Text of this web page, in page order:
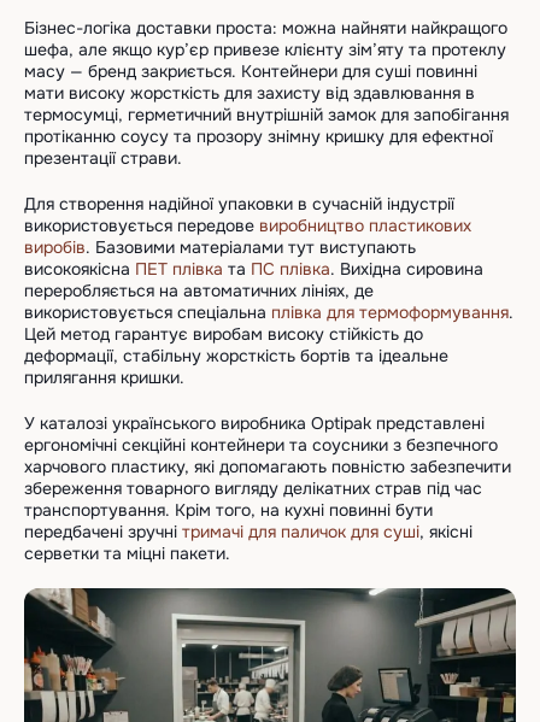
Бізнес-логіка доставки проста: можна найняти найкращого
шефа, але якщо кур’єр привезе клієнту зім’яту та протеклу
масу — бренд закриється. Контейнери для суші повинні
мати високу жорсткість для захисту від здавлювання в
термосумці, герметичний внутрішній замок для запобігання
протіканню соусу та прозору знімну кришку для ефектної
презентації страви.
Для створення надійної упаковки в сучасній індустрії
використовується передове виробництво пластикових
виробів. Базовими матеріалами тут виступають
високоякісна ПЕТ плівка та ПС плівка. Вихідна сировина
переробляється на автоматичних лініях, де
використовується спеціальна плівка для термоформування.
Цей метод гарантує виробам високу стійкість до
деформації, стабільну жорсткість бортів та ідеальне
прилягання кришки.
У каталозі українського виробника Optipak представлені
ергономічні секційні контейнери та соусники з безпечного
харчового пластику, які допомагають повністю забезпечити
збереження товарного вигляду делікатних страв під час
транспортування. Крім того, на кухні повинні бути
передбачені зручні тримачі для паличок для суші, якісні
серветки та міцні пакети.